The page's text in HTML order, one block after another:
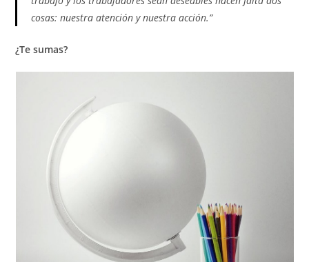
cosas: nuestra atención y nuestra acción.”
¿Te sumas?